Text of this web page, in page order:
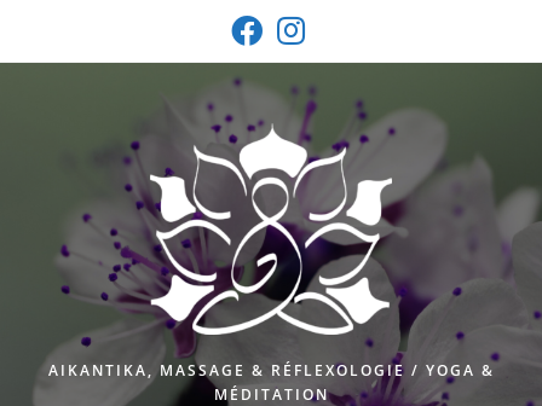
AIKANTIKA, MASSAGE & RÉFLEXOLOGIE / YOGA &
MÉDITATION